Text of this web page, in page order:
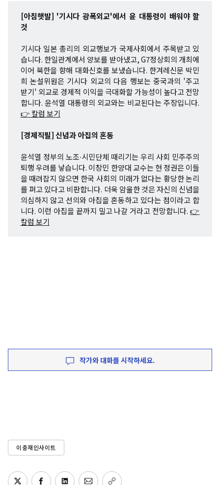
[아침햇발] '기시다 광폭외교'에서 윤 대통령이 배워야 할
것
기시다 일본 총리의 외교행보가 국제사회에서 주목받고 있
습니다. 한일관계에서 양보를 받아냈고, G7정상회의 개최에
이어 북한을 향해 대화신호를 보냈습니다. 한겨레신문 박민
희 논설위원은 기시다 외교의 다음 행보는 중국과의 '주고
받기' 외교로 경제적 이익을 극대화할 가능성이 높다고 전망
합니다. 윤석열 대통령의 외교와는 비교된다는 주장입니다.
👉 칼럼 보기
[경제직필] 신념과 아집의 혼동
윤석열 정부의 노조∙시민단체 때리기는 우리 사회 민주주의
퇴행 우려를 낳습니다. 이창민 한양대 교수는 현 정권은 이들
을 때려잡지 않으면 한국 사회의 미래가 없다는 황당한 논리
를 펴고 있다고 비판합니다. 더욱 암울한 것은 자신의 신념을
의심하지 않고 선의와 아집을 혼동하고 있다는 점이라고 합
니다. 이런 아집을 끝까지 밀고 나갈 거라고 전망합니다.👉
칼럼 보기
작가와 대화를 시작하세요.
이충재인사이트